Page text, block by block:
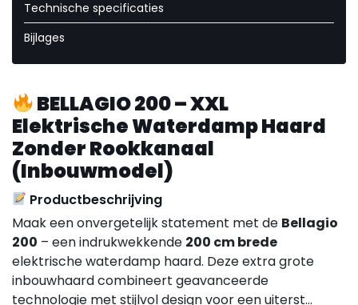
Technische specificaties
Bijlages
BELLAGIO 200 – XXL
Elektrische Waterdamp Haard
Zonder Rookkanaal
(Inbouwmodel)
Productbeschrijving
Maak een onvergetelijk statement met de Bellagio
200 – een indrukwekkende 200 cm brede
elektrische waterdamp haard. Deze extra grote
inbouwhaard combineert geavanceerde
technologie met stijlvol design voor een uiterst